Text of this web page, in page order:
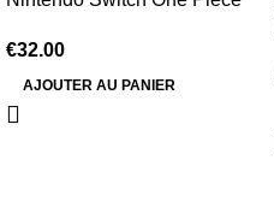
€32.00
AJOUTER AU PANIER